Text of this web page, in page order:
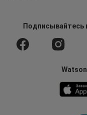
Подписывайтесь